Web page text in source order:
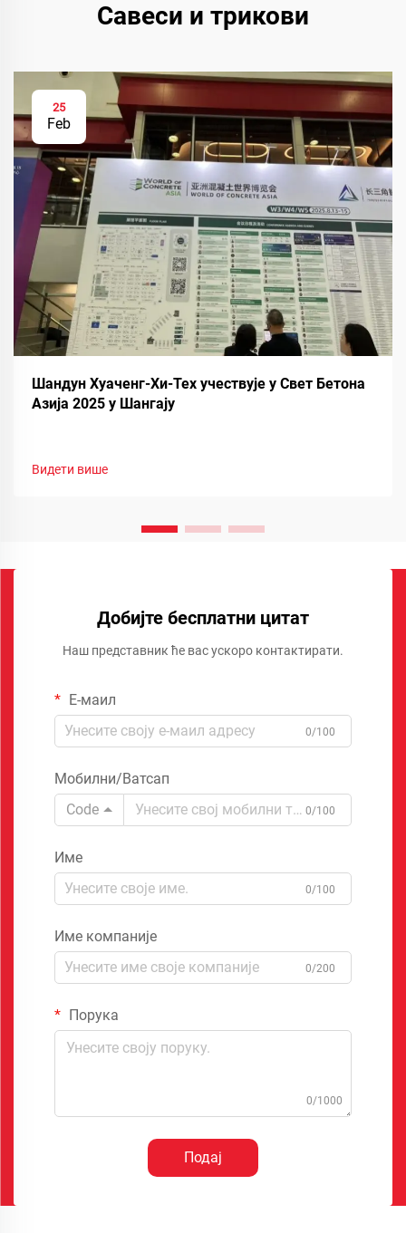
Савеси и трикови
25
Feb
Шандун Хуаченг-Хи-Тех учествује у Свет Бетона
Азија 2025 у Шангају
Видети више
Добијте бесплатни цитат
Наш представник ће вас ускоро контактирати.
Е-маил
0/100
Мобилни/Ватсап
Code
0/100
Име
0/100
Име компаније
0/200
Порука
0/1000
Подај